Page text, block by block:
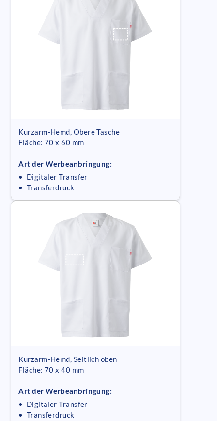
Kurzarm-Hemd, Obere Tasche
Fläche: 70 x 60 mm
Art der Werbeanbringung:
• Digitaler Transfer
• Transferdruck
Kurzarm-Hemd, Seitlich oben
Fläche: 70 x 40 mm
Art der Werbeanbringung:
• Digitaler Transfer
• Transferdruck